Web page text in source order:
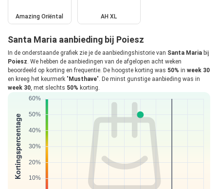
Amazing Oriëntal AH XL
Santa Maria aanbieding bij Poiesz
In de onderstaande grafiek zie je de aanbiedingshistorie van Santa Maria bij
Poiesz. We hebben de aanbiedingen van de afgelopen acht weken
beoordeeld op korting en frequentie. De hoogste korting was 50% in week 30
en kreeg het keurmerk " Musthave". De minst gunstige aanbieding was in
week 30, met slechts 50% korting.